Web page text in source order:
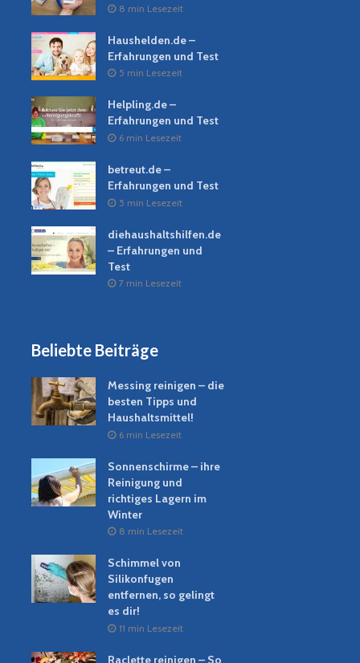
8 min Lesezeit
Haushelden.de –
Erfahrungen und Test
5 min Lesezeit
Helpling.de –
Erfahrungen und Test
6 min Lesezeit
betreut.de –
Erfahrungen und Test
5 min Lesezeit
diehaushaltshilfen.de
– Erfahrungen und
Test
7 min Lesezeit
Beliebte Beiträge
Messing reinigen – die
besten Tipps und
Haushaltsmittel!
6 min Lesezeit
Sonnenschirme – ihre
Reinigung und
richtiges Lagern im
Winter
8 min Lesezeit
Schimmel von
Silikonfugen
entfernen, so gelingt
es dir!
11 min Lesezeit
Raclette reinigen – So